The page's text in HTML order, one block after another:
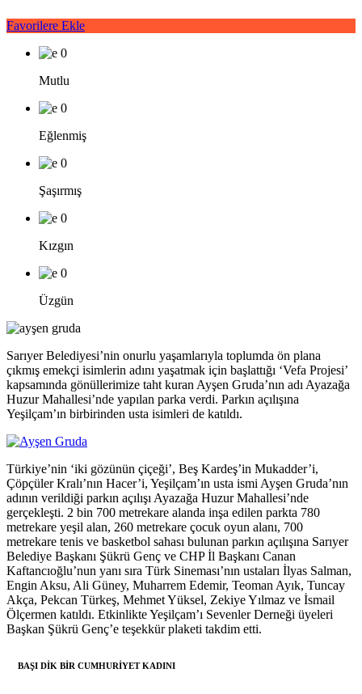
Favorilere Ekle
0
Mutlu
0
Eğlenmiş
0
Şaşırmış
0
Kızgın
0
Üzgün
Sarıyer Belediyesi’nin onurlu yaşamlarıyla toplumda ön plana
çıkmış emekçi isimlerin adını yaşatmak için başlattığı ‘Vefa Projesi’
kapsamında gönüllerimize taht kuran Ayşen Gruda’nın adı Ayazağa
Huzur Mahallesi’nde yapılan parka verdi. Parkın açılışına
Yeşilçam’ın birbirinden usta isimleri de katıldı.
Türkiye’nin ‘iki gözünün çiçeği’, Beş Kardeş’in Mukadder’i,
Çöpçüler Kralı’nın Hacer’i, Yeşilçam’ın usta ismi Ayşen Gruda’nın
adının verildiği parkın açılışı Ayazağa Huzur Mahallesi’nde
gerçekleşti. 2 bin 700 metrekare alanda inşa edilen parkta 780
metrekare yeşil alan, 260 metrekare çocuk oyun alanı, 700
metrekare tenis ve basketbol sahası bulunan parkın açılışına Sarıyer
Belediye Başkanı Şükrü Genç ve CHP İl Başkanı Canan
Kaftancıoğlu’nun yanı sıra Türk Sineması’nın ustaları İlyas Salman,
Engin Aksu, Ali Güney, Muharrem Edemir, Teoman Ayık, Tuncay
Akça, Pekcan Türkeş, Mehmet Yüksel, Zekiye Yılmaz ve İsmail
Ölçermen katıldı. Etkinlikte Yeşilçam’ı Sevenler Derneği üyeleri
Başkan Şükrü Genç’e teşekkür plaketi takdim etti.
BAŞI DİK BİR CUMHURİYET KADINI